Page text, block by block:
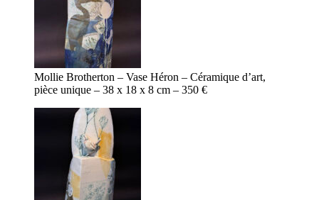
Mollie Brotherton – Vase Héron – Céramique d’art,
pièce unique – 38 x 18 x 8 cm – 350 €